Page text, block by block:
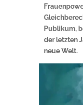
Publikum,
der letzten
neue Welt.